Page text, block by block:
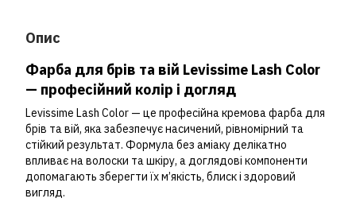
Опис
Фарба для брів та вій Levissime Lash Color
— професійний колір і догляд
Levissime Lash Color — це професійна кремова фарба для
брів та вій, яка забезпечує насичений, рівномірний та
стійкий результат. Формула без аміаку делікатно
впливає на волоски та шкіру, а доглядові компоненти
допомагають зберегти їх м’якість, блиск і здоровий
вигляд.